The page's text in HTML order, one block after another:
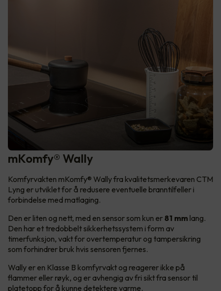
mKomfy® Wally
Komfyrvakten mKomfy® Wally fra kvalitetsmerkevaren CTM
Lyng er utviklet for å redusere eventuelle branntilfeller i
forbindelse med matlaging.
Den er liten og nett, med en sensor som kun er 81 mm lang.
Den har et tredobbelt sikkerhetssystem i form av
timerfunksjon, vakt for overtemperatur og tampersikring
som forhindrer bruk hvis sensoren fjernes.
Wally er en Klasse B komfyrvakt og reagerer ikke på
flammer eller røyk, og er avhengig av fri sikt fra sensor til
platetopp for å kunne detektere varme.